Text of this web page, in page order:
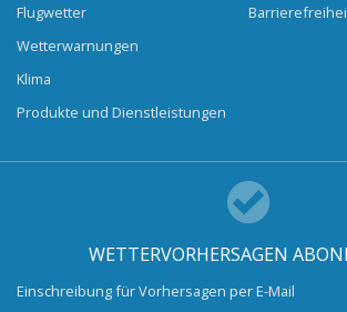
Flugwetter
Wetterwarnungen
Klima
Produkte und Dienstleistungen
WETTERVORHERSAGEN
Einschreibung für Vorhersagen per E-Mail